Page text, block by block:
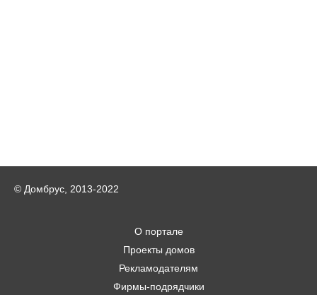
© Домбрус, 2013-2022
О портале
Проекты домов
Рекламодателям
Фирмы-подрядчики